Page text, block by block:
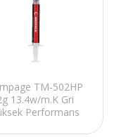
TM-502HP
13.4w/m.K Gri
Performans